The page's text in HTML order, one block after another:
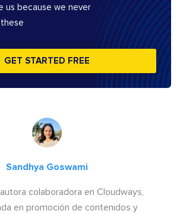
us because we never
GET STARTED FREE
Sandhya Goswami
colaboradora en Cloudways,
en promoción de contenidos y